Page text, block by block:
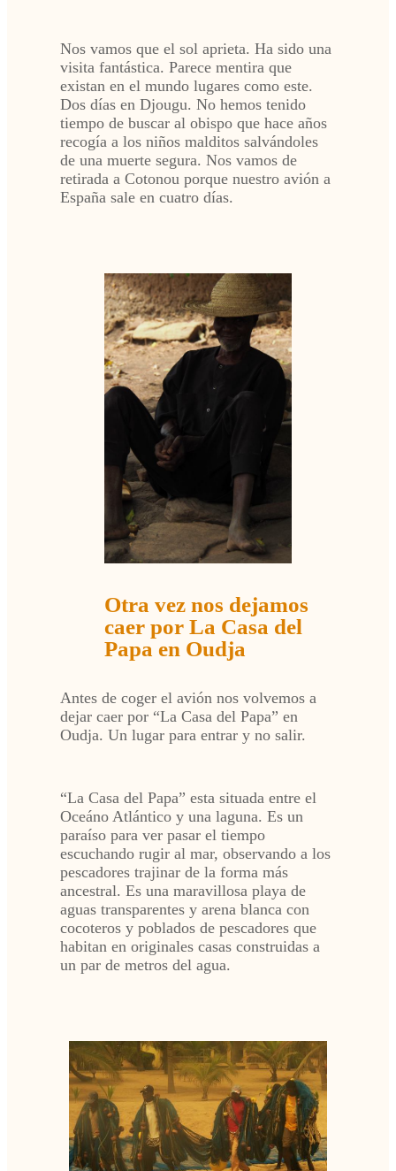
Nos vamos que el sol aprieta. Ha sido una
visita fantástica. Parece mentira que
existan en el mundo lugares como este.
Dos días en Djougu. No hemos tenido
tiempo de buscar al obispo que hace años
recogía a los niños malditos salvándoles
de una muerte segura. Nos vamos de
retirada a Cotonou porque nuestro avión a
España sale en cuatro días.
Otra vez nos dejamos
caer por La Casa del
Papa en Oudja
Antes de coger el avión nos volvemos a
dejar caer por “La Casa del Papa” en
Oudja. Un lugar para entrar y no salir.
“La Casa del Papa” esta situada entre el
Oceáno Atlántico y una laguna. Es un
paraíso para ver pasar el tiempo
escuchando rugir al mar, observando a los
pescadores trajinar de la forma más
ancestral. Es una maravillosa playa de
aguas transparentes y arena blanca con
cocoteros y poblados de pescadores que
habitan en originales casas construidas a
un par de metros del agua.